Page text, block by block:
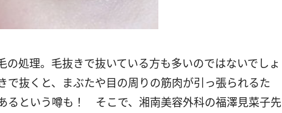
の処理。毛抜きで抜いている方も多いのではないでしょ
抜くと、まぶたや目の周りの筋肉が引っ張られるた
るという噂も！ そこで、湘南美容外科の福澤見菜子先